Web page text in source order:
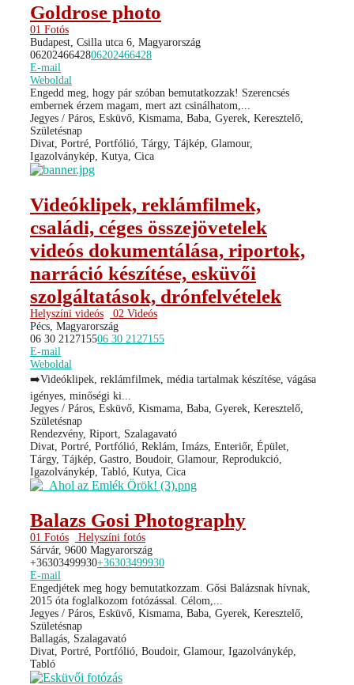
Goldrose photo
01 Fotós
Budapest, Csilla utca 6, Magyarország
0620246642806202466428
E-mail
Weboldal
Engedd meg, hogy pár szóban bemutatkozzak! Szerencsés
embernek érzem magam, mert azt csinálhatom,...
Jegyes / Páros, Esküvő, Kismama, Baba, Gyerek, Keresztelő,
Születésnap
Divat, Portré, Portfólió, Tárgy, Tájkép, Glamour,
Igazolványkép, Kutya, Cica
Videóklipek, reklámfilmek,
családi, céges összejövetelek
videós dokumentálása, riportok,
narráció készítése, esküvői
szolgáltatások, drónfelvételek
Helyszíni videós
02 Videós
Pécs, Magyarország
06 30 212715506 30 2127155
E-mail
Weboldal
➡️Videóklipek, reklámfilmek, média tartalmak készítése, vágása
igényes, minőségi ki...
Jegyes / Páros, Esküvő, Kismama, Baba, Gyerek, Keresztelő,
Születésnap
Rendezvény, Riport, Szalagavató
Divat, Portré, Portfólió, Reklám, Imázs, Enteriőr, Épület,
Tárgy, Tájkép, Gastro, Boudoir, Glamour, Reprodukció,
Igazolványkép, Tabló, Kutya, Cica
Balazs Gosi Photography
01 Fotós
Helyszíni fotós
Sárvár, 9600 Magyarország
+36303499930+36303499930
E-mail
Engedjétek meg hogy bemutatkozzam. Gősi Balázsnak hívnak,
2015 óta foglalkozom fotózással. Célom,...
Jegyes / Páros, Esküvő, Kismama, Baba, Gyerek, Keresztelő,
Születésnap
Ballagás, Szalagavató
Divat, Portré, Portfólió, Boudoir, Glamour, Igazolványkép,
Tabló